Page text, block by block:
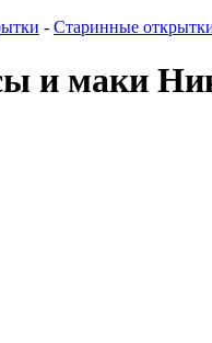
- Старинные
и маки